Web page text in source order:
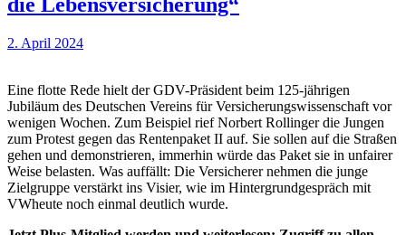
2. April 2024
Eine flotte Rede hielt der GDV-Präsident beim 125-jährigen
Jubiläum des Deutschen Vereins für Versicherungswissenschaft vor
wenigen Wochen. Zum Beispiel rief Norbert Rollinger die Jungen
zum Protest gegen das Rentenpaket II auf. Sie sollen auf die Straßen
gehen und demonstrieren, immerhin würde das Paket sie in unfairer
Weise belasten. Was auffällt: Die Versicherer nehmen die junge
Zielgruppe verstärkt ins Visier, wie im Hintergrundgespräch mit
VWheute noch einmal deutlich wurde.